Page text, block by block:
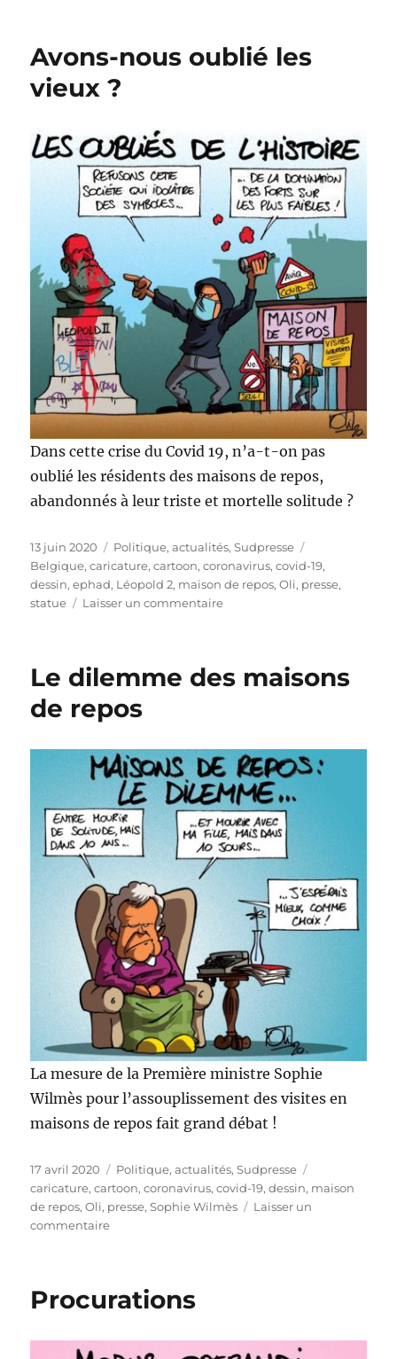
en
Avons-nous oublié les
vieux ?
Dans cette crise du Covid 19, n’a-t-on pas
oublié les résidents des maisons de repos,
abandonnés à leur triste et mortelle solitude ?
Publié
le
13 juin 2020 Catégories
Politique, actualités,Sudpresse
Belgique,caricature,cartoon,coronavirus,covid-19,
dessin,ephad, Léopold 2, maison de repos,Oli, presse,
statue
Laisser un commentairesur
les
Le dilemme des maisons
de repos
La mesure de la Première ministre Sophie
Wilmès pour l’assouplissement des visites en
maisons de repos fait grand débat !
Publié
le
17 avril 2020 Catégories
Politique, actualités,Sudpresse
caricature,cartoon,coronavirus,covid-19,dessin, maison
de repos,Oli, presse,Sophie Wilmès
Laisser un
commentairesur
maisons
Procurations